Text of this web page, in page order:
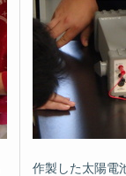
作製した太陽電